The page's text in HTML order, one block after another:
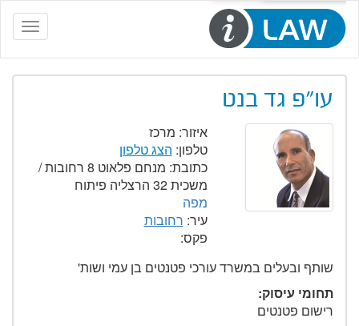
Toggle
navigation
עו"פ גד בנט
איזור: מרכז
טלפון: הצג טלפון
כתובת:
מנחם פלאוט 8 רחובות /
משכית 32 הרצליה פיתוח
מפה
עיר: רחובות
פקס:
שותף ובעלים במשרד עורכי פטנטים בן עמי ושות'
תחומי עיסוק:
רישום פטנטים